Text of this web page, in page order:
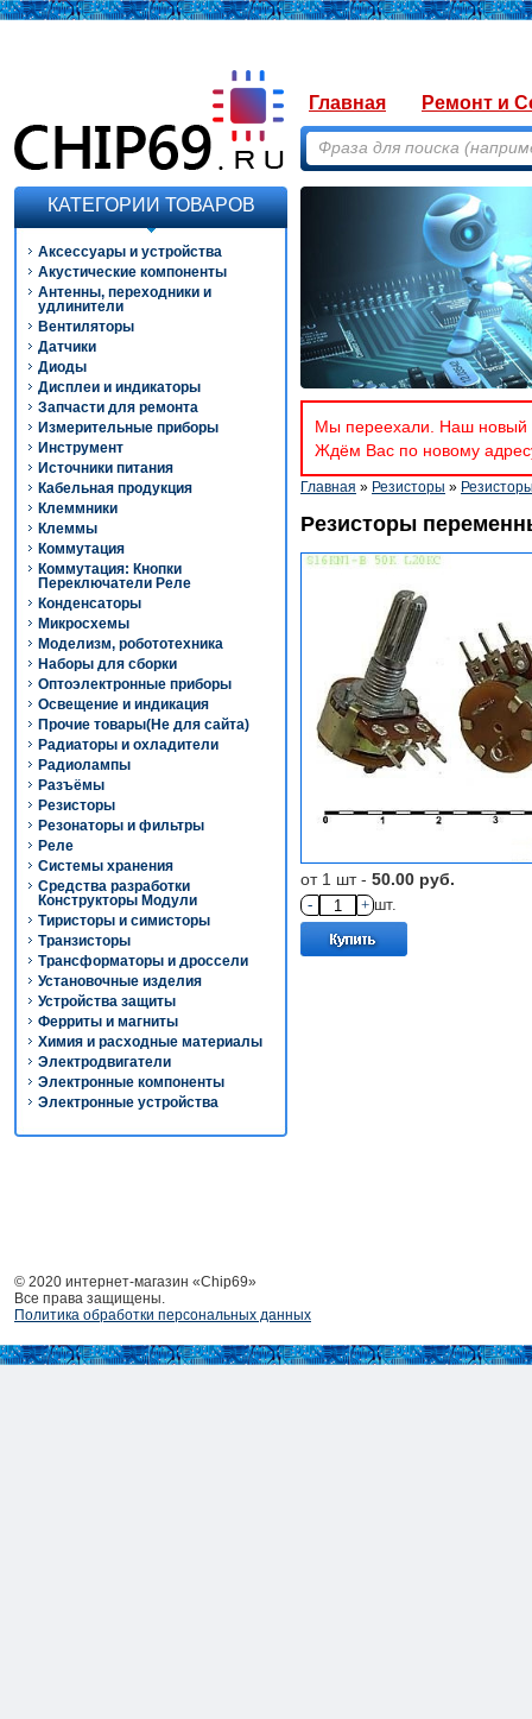
Главная Ремонт и
КАТЕГОРИИ ТОВАРОВ
Аксессуары и устройства
Акустические компоненты
Антенны, переходники и
удлинители
Вентиляторы
Датчики
Диоды
Дисплеи и индикаторы
Запчасти для ремонта
Измерительные приборы
Инструмент
Источники питания
Кабельная продукция
Клеммники
Клеммы
Коммутация
Коммутация: Кнопки
Переключатели Реле
Конденсаторы
Микросхемы
Моделизм, робототехника
Наборы для сборки
Оптоэлектронные приборы
Освещение и индикация
Прочие товары(Не для сайта)
Радиаторы и охладители
Радиолампы
Разъёмы
Резисторы
Резонаторы и фильтры
Реле
Системы хранения
Средства разработки
Конструкторы Модули
Тиристоры и симисторы
Транзисторы
Трансформаторы и дроссели
Установочные изделия
Устройства защиты
Ферриты и магниты
Химия и расходные материалы
Электродвигатели
Электронные компоненты
Электронные устройства
Мы переехали. Наш новый
Ждём Вас по новому
Главная » Резисторы »
Резисторы
от 1 шт - 50.00 руб.
- + шт.
© 2020 интернет-магазин «Chip69»
Все права защищены.
Политика обработки персональных данных